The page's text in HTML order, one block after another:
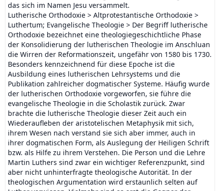
das sich im Namen Jesu versammelt.
Lutherische Orthodoxie > Altprotestantische Orthodoxie >
Luthertum; Evangelische Theologie > Der Begriff lutherische
Orthodoxie bezeichnet eine theologiegeschichtliche Phase
der Konsolidierung der lutherischen Theologie im Anschluan
die Wirren der Reformationszeit, ungefähr von 1580 bis 1730.
Besonders kennzeichnend für diese Epoche ist die
Ausbildung eines lutherischen Lehrsystems und die
Publikation zahlreicher dogmatischer Systeme. Häufig wurde
der lutherischen Orthodoxie vorgeworfen, sie führe die
evangelische Theologie in die Scholastik zurück. Zwar
brachte die lutherische Theologie dieser Zeit auch ein
Wiederaufleben der aristotelischen Metaphysik mit sich,
ihrem Wesen nach verstand sie sich aber immer, auch in
ihrer dogmatischen Form, als Auslegung der Heiligen Schrift
bzw. als Hilfe zu ihrem Verstehen. Die Person und die Lehre
Martin Luthers sind zwar ein wichtiger Referenzpunkt, sind
aber nicht unhinterfragte theologische Autorität. In der
theologischen Argumentation wird erstaunlich selten auf